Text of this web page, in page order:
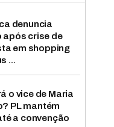
denuncia
após crise de
em shopping
...
o vice de Maria
PL mantém
a convenção